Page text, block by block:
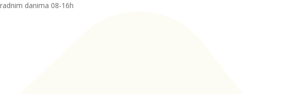
radnim danima 08-16h